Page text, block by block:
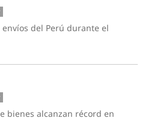
del Perú durante el
bienes alcanzan récord en